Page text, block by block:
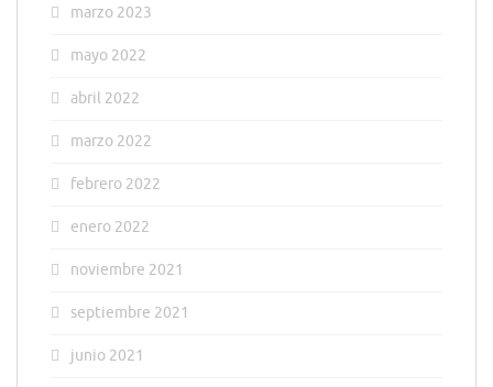
marzo 2023
mayo 2022
abril 2022
marzo 2022
febrero 2022
enero 2022
noviembre 2021
septiembre 2021
junio 2021